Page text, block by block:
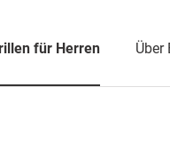
für Herren Über